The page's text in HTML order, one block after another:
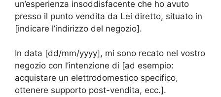
un’esperienza insoddisfacente che ho avuto
presso il punto vendita da Lei diretto, situato in
[indicare l’indirizzo del negozio].
In data [dd/mm/yyyy], mi sono recato nel vostro
negozio con l’intenzione di [ad esempio:
acquistare un elettrodomestico specifico,
ottenere supporto post-vendita, ecc.].